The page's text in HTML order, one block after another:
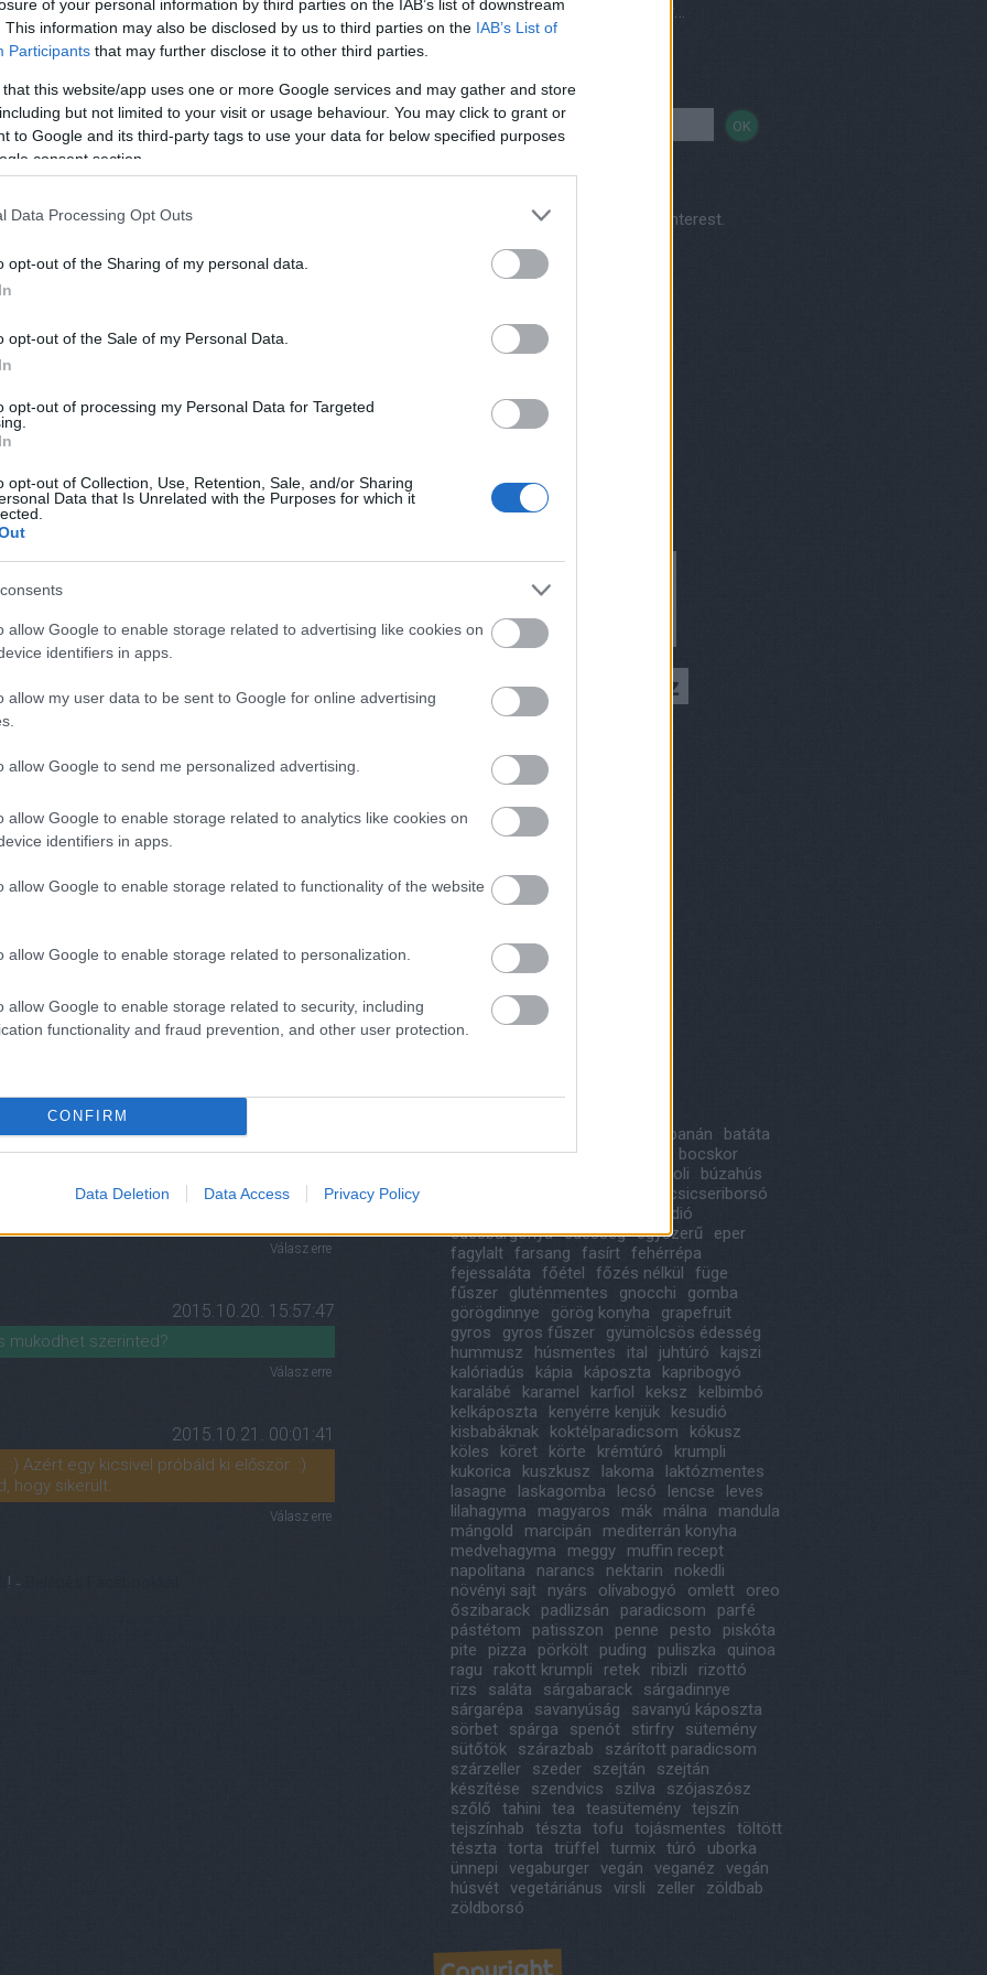
of your personal information by third parties on the IAB’s list of downstream
This information may also be disclosed by us to third parties on the IAB’s List of
Participants that may further disclose it to other third parties.
this website/app uses one or more Google services and may gather and store
but not limited to your visit or usage behaviour. You may click to grant or
to Google and its third-party tags to use your data for below specified purposes
consent section.
Data Processing Opt Outs
opt-out of the Sharing of my personal data.
opt-out of the Sale of my Personal Data.
opt-out of processing my Personal Data for Targeted
opt-out of Collection, Use, Retention, Sale, and/or Sharing
Data that Is Unrelated with the Purposes for which it
allow Google to enable storage related to advertising like cookies on
identifiers in apps.
allow my user data to be sent to Google for online advertising
allow Google to send me personalized advertising.
allow Google to enable storage related to analytics like cookies on
identifiers in apps.
allow Google to enable storage related to functionality of the website
allow Google to enable storage related to personalization.
allow Google to enable storage related to security, including
functionality and fraud prevention, and other user protection.
CONFIRM
Data Deletion Data Access Privacy Policy
aFelhasználási feltételekben és azadatvédelmi
kesu, vagy kókusz tejjel is?
Válasz erre
hogy azokban a tejekben van-e
megnézem mással is, és jelzek. Szólj te
:)
lesz a Totu után.
Válasz erre
2014.08.01. 13:28:09
gárgyult.
diétán és azt hallottam,hogy ne adjak
Így mi csak zabtejet és kókusz tejet
is meg lehetne csinálni?
Válasz erre
2014.08.01. 15:06:34
is, és jelzek. :) Edit
2014.08.25. 09:26:47
rizstejjel nem, de kókusztejjel
Válasz erre
2015.10.20. 15:57:47
mukodhet szerinted?
Válasz erre
2015.10.21. 00:01:41
:) Azért egy kicsivel próbáld ki először. :)
hogy sikerült.
Válasz erre
! ‐
Vegetáriánus és vegán éttermek, házhozszállítás
Keresés
Visit Kertkonyha's profile on Pinterest.
Partnereink
Archívum
2019 augusztus
2019 július
1
2018 december
2018 október
2018 július (1
2018 június (
2018 május
2018 április
(
Tovább
Címkék
banán
batáta
bazsalikom birs
bocskor
brokkoli
búzahús
csicseriborsó
dió
édesburgonya édesség egyszerű
eper
fagylalt farsang fasírt fehérrépa
fejessaláta
főétel főzés nélkül
füge
fűszer
gluténmentes gnocchi
gomba
görögdinnye
görög konyha
grapefruit
gyros
gyros fűszer
gyümölcsös édesség
hummusz
húsmentes ital juhtúró
kajszi
kalóriadús
kápia káposzta
kapribogyó
karalábé
karamel karfiol keksz
kelbimbó
kelkáposzta
kenyérre kenjük
kesudió
kisbabáknak
koktélparadicsom
kókusz
köles
köret körte krémtúró
krumpli
kukorica
kuszkusz lakoma
laktózmentes
lasagne
laskagomba lecsó lencse
leves
lilahagyma
magyaros mák málna
mandula
mángold
marcipán
mediterrán konyha
medvehagyma
meggy
muffin recept
napolitana
narancs nektarin
nokedli
növényi sajt
nyárs olívabogyó omlett
oreo
őszibarack
padlizsán paradicsom
parfé
pástétom
patisszon penne pesto
piskóta
pite
pizza pörkölt puding puliszka
quinoa
ragu
rakott krumpli retek ribizli
rizottó
rizs
saláta sárgabarack
sárgadinnye
sárgarépa
savanyúság
savanyú káposzta
sörbet
spárga spenót stirfry
sütemény
sütőtök
szárazbab
szárított paradicsom
szárzeller
szeder szejtán
szejtán
készítése
szendvics szilva
szójaszósz
szőlő
tahini tea teasütemény tejszín
tejszínhab
tészta tofu tojásmentes
töltött
tészta
torta trüffel turmix túró
uborka
ünnepi
vegaburger vegán veganéz
vegán
húsvét vegetáriánus virsli zeller
zöldbab
zöldborsó